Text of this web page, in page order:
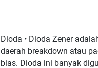
Dioda • Dioda Zener
daerah breakdown atau
bias. Dioda ini banyak